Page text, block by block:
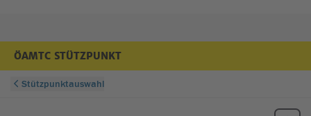
ÖAMTC STÜTZPUNKT